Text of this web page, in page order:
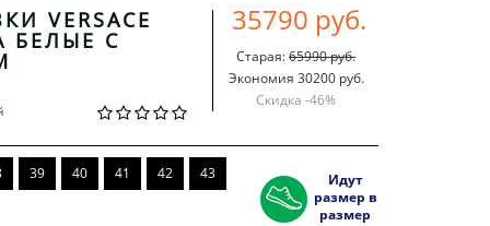
VERSACE
БЕЛЫЕ С
35790 руб.
Старая:65990 руб.
Экономия 30200 руб.
Скидка -46%
39 40 41 42 43
Идут
размер в
размер